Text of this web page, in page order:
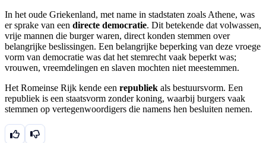
In het oude Griekenland, met name in stadstaten zoals Athene, was
er sprake van een directe democratie. Dit betekende dat volwassen,
vrije mannen die burger waren, direct konden stemmen over
belangrijke beslissingen. Een belangrijke beperking van deze vroege
vorm van democratie was dat het stemrecht vaak beperkt was;
vrouwen, vreemdelingen en slaven mochten niet meestemmen.
Het Romeinse Rijk kende een republiek als bestuursvorm. Een
republiek is een staatsvorm zonder koning, waarbij burgers vaak
stemmen op vertegenwoordigers die namens hen besluiten nemen.